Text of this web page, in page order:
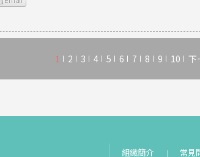
1 2 3 4 5 6 7 8 9 10 下
組織簡介 常見